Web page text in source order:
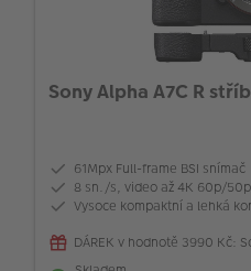
Sony Alpha A7C R
61Mpx Full-frame BSI snímač
8 sn./s, video až 4K 60p/
Vysoce kompaktní a lehká
DÁREK v hodnotě 3990 Kč: